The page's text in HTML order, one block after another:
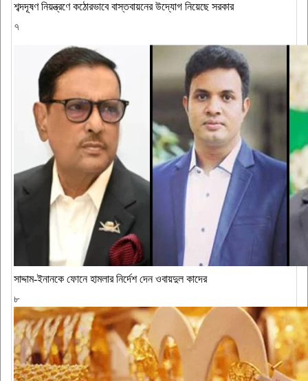
শব্দদূষণ নিয়ন্ত্রণে কঠোরভাবে বাস্তবায়নের উদ্যোগ নিয়েছে সরকার
৭
সাদ্দাম-ইনানকে ফোনে হামলার নির্দেশ দেন ওবায়দুল কাদের
৮